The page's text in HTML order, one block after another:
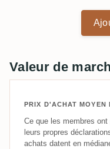
Valeur de
PRIX D'ACHAT MOYEN
Ce que les membres
leurs propres
achats datent en